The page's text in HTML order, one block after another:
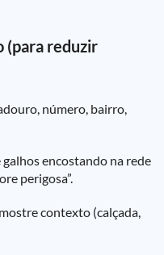
(para reduzir
número, bairro,
galhos encostando na rede
perigosa”.
contexto (calçada,